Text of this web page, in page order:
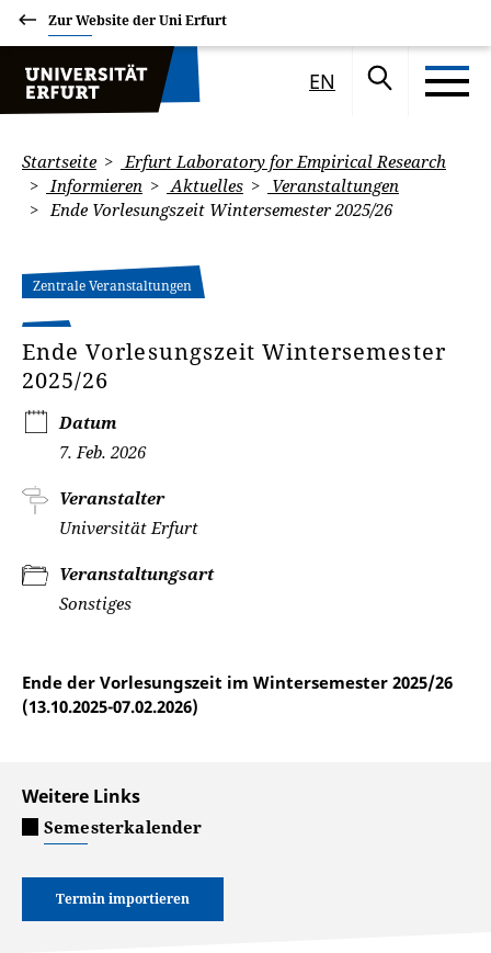
Zur Website der Uni Erfurt
EN
Startseite
Erfurt Laboratory for Empirical Research
Informieren
Aktuelles
Veranstaltungen
Ende Vorlesungszeit Wintersemester 2025/26
Zentrale Veranstaltungen
Ende Vorlesungszeit Wintersemester
2025/26
Datum
7. Feb. 2026
Veranstalter
Universität Erfurt
Veranstaltungsart
Sonstiges
Ende der Vorlesungszeit im Wintersemester 2025/26
(13.10.2025-07.02.2026)
Weitere Links
Semesterkalender
Termin importieren